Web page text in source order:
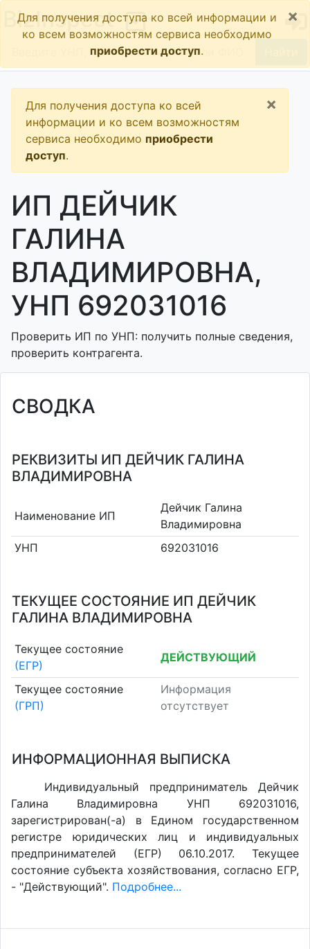
BizInspect
Для получения доступа ко всей информации и
ко всем возможностям сервиса необходимо
приобрести доступ.
×
Для получения доступа ко всей
информации и ко всем возможностям
сервиса необходимо приобрести
доступ.
×
ИП ДЕЙЧИК
ГАЛИНА
ВЛАДИМИРОВНА,
УНП 692031016
Проверить ИП по УНП: получить полные сведения,
проверить контрагента.
СВОДКА
РЕКВИЗИТЫ ИП ДЕЙЧИК ГАЛИНА
ВЛАДИМИРОВНА
Наименование ИП
Дейчик Галина
Владимировна
УНП
692031016
ТЕКУЩЕЕ СОСТОЯНИЕ ИП ДЕЙЧИК
ГАЛИНА ВЛАДИМИРОВНА
Текущее состояние
(ЕГР)
ДЕЙСТВУЮЩИЙ
Текущее состояние
(ГРП)
Информация
отсутствует
ИНФОРМАЦИОННАЯ ВЫПИСКА
Индивидуальный предприниматель Дейчик
Галина Владимировна УНП 692031016,
зарегистрирован(-а) в Едином государственном
регистре юридических лиц и индивидуальных
предпринимателей (ЕГР) 06.10.2017. Текущее
состояние субъекта хозяйствования, согласно ЕГР,
- "Действующий". Подробнее...